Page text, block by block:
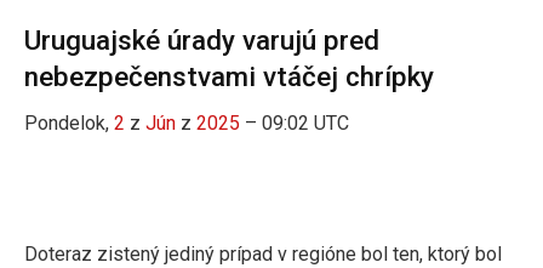
Uruguajské úrady varujú pred
nebezpečenstvami vtáčej chrípky
Pondelok, 2 z Jún z 2025 – 09:02 UTC
Doteraz zistený jediný prípad v regióne bol ten, ktorý bol